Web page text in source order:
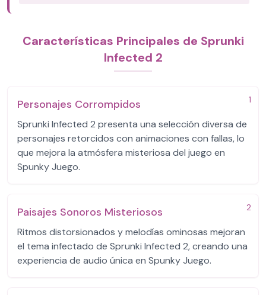
Características Principales de Sprunki
Infected 2
1
Personajes Corrompidos
Sprunki Infected 2 presenta una selección diversa de
personajes retorcidos con animaciones con fallas, lo
que mejora la atmósfera misteriosa del juego en
Spunky Juego.
2
Paisajes Sonoros Misteriosos
Ritmos distorsionados y melodías ominosas mejoran
el tema infectado de Sprunki Infected 2, creando una
experiencia de audio única en Spunky Juego.